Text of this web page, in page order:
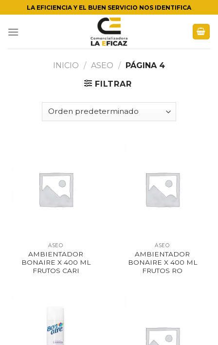
to
content
LA EFICIENCIA Y EL BUEN SERVICIO NOS IDENTIFICA
INICIO / ASEO / PÁGINA 4
FILTRAR
ASEO
AMBIENTADOR
BONAIRE X 400 ML
FRUTOS CARI
ASEO
AMBIENTADOR
BONAIRE X 400 ML
FRUTOS RO